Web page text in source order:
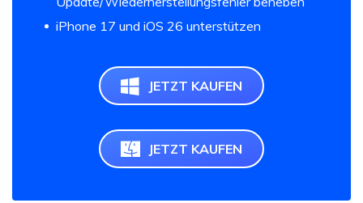
iPhone 17 und iOS 26 unterstützen
JETZT KAUFEN
JETZT KAUFEN